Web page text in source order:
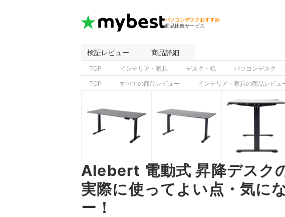
パソコンデスクおすすめ
商品比較サービス
検証レビュー 商品詳細
TOP インテリア・家具 デスク・机 パソコンデスク
TOP すべての商品レビュー インテリア・家具の商品レビュ
Alebert 電動式 昇降デスク
実際に使ってよい点・気に
ー！